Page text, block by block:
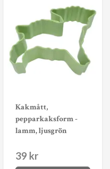
Kakmått,
pepparkaksform -
lamm, ljusgrön
39 kr